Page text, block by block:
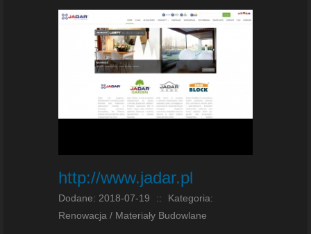
http://www.jadar.pl
Dodane: 2018-07-19 ::
Kategoria:
Renowacja / Materiały Budowlane